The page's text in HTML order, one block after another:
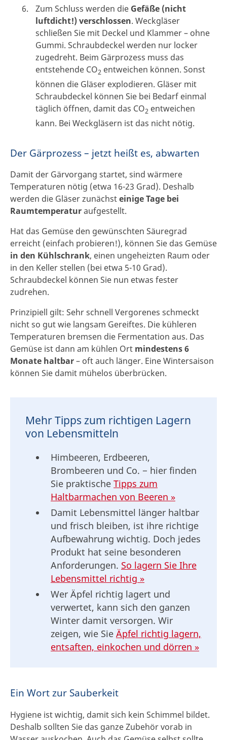
Zum Schluss werden die Gefäße (nicht
luftdicht!) verschlossen. Weckgläser
schließen Sie mit Deckel und Klammer – ohne
Gummi. Schraubdeckel werden nur locker
zugedreht. Beim Gärprozess muss das
entstehende CO2 entweichen können. Sonst
können die Gläser explodieren. Gläser mit
Schraubdeckel können Sie bei Bedarf einmal
täglich öffnen, damit das CO2 entweichen
kann. Bei Weckgläsern ist das nicht nötig.
Der Gärprozess – jetzt heißt es, abwarten
Damit der Gärvorgang startet, sind wärmere
Temperaturen nötig (etwa 16-23 Grad). Deshalb
werden die Gläser zunächsteinige Tage bei
Raumtemperaturaufgestellt.
Hat das Gemüse den gewünschten Säuregrad
erreicht (einfach probieren!), können Sie das Gemüse
in den Kühlschrank, einen ungeheizten Raum oder
in den Keller stellen (bei etwa 5-10 Grad).
Schraubdeckel können Sie nun etwas fester
zudrehen.
Prinzipiell gilt: Sehr schnell Vergorenes schmeckt
nicht so gut wie langsam Gereiftes. Die kühleren
Temperaturen bremsen die Fermentation aus. Das
Gemüse ist dann am kühlen Ort mindestens 6
Monate haltbar– oft auch länger. Eine Wintersaison
können Sie damit mühelos überbrücken.
Mehr Tipps zum richtigen Lagern
von Lebensmitteln
Himbeeren, Erdbeeren,
Brombeeren und Co. − hier finden
Sie praktische Tipps zum
Haltbarmachen von Beeren »
Damit Lebensmittel länger haltbar
und frisch bleiben, ist ihre richtige
Aufbewahrung wichtig. Doch jedes
Produkt hat seine besonderen
Anforderungen. So lagern Sie Ihre
Lebensmittel richtig »
Wer Äpfel richtig lagert und
verwertet, kann sich den ganzen
Winter damit versorgen. Wir
zeigen, wie Sie Äpfel richtig lagern,
entsaften, einkochen und dörren »
Ein Wort zur Sauberkeit
Hygiene ist wichtig, damit sich kein Schimmel bildet.
Deshalb sollten Sie das ganze Zubehör vorab in